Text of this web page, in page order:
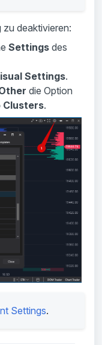
deaktivieren:
Settings des
Settings.
die Option
Clusters.
Settings.